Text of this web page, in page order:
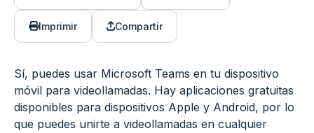
Imprimir Compartir
Sí, puedes usar Microsoft Teams en tu dispositivo
móvil para videollamadas. Hay aplicaciones gratuitas
disponibles para dispositivos Apple y Android, por lo
que puedes unirte a videollamadas en cualquier